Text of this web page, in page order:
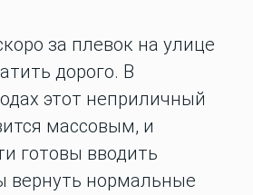
за плевок на улице
дорого. В
этот неприличный
массовым, и
готовы вводить
вернуть нормальные